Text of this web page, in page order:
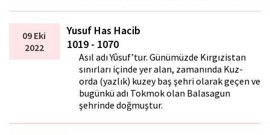
09 Eki
2022
Yusuf Has Hacib
1019 - 1070
Asıl adı Yûsuf’tur. Günümüzde Kırgızistan
sınırları içinde yer alan, zamanında Kuz-
orda (yazlık) kuzey baş şehri olarak geçen ve
bugünkü adı Tokmok olan Balasagun
şehrinde doğmuştur.